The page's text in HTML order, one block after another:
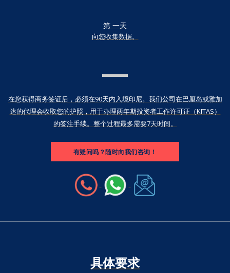
第 一天
向您收集数据。
在您获得商务签证后，必须在90天内入境印尼。我们公司在巴厘岛或雅加
达的代理会收取您的护照，用于办理两年期投资者工作许可证（KITAS）
的签注手续。整个过程最多需要7天时间。
有疑问吗？随时向我们咨询！
具体要求